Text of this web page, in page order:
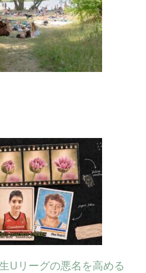
Uリーグの悪名を高める